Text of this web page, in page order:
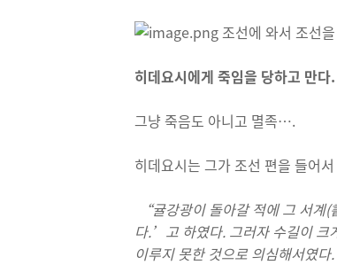
히데요시에게 죽임을 당하고 만다.
그냥 죽음도 아니고 멸족….
히데요시는 그가 조선 편을 들어
“귤강광이 돌아갈 적에 그 서계
다.’고 하였다. 그러자 수길이 크
이루지 못한 것으로 의심해서였다.